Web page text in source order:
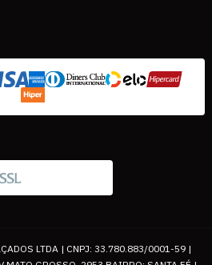
LTDA | CNPJ: 33.780.883/0001-59 |